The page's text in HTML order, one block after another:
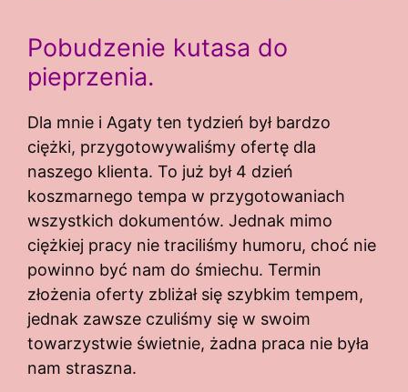
Pobudzenie kutasa do
pieprzenia.
Dla mnie i Agaty ten tydzień był bardzo
ciężki, przygotowywaliśmy ofertę dla
naszego klienta. To już był 4 dzień
koszmarnego tempa w przygotowaniach
wszystkich dokumentów. Jednak mimo
ciężkiej pracy nie traciliśmy humoru, choć nie
powinno być nam do śmiechu. Termin
złożenia oferty zbliżał się szybkim tempem,
jednak zawsze czuliśmy się w swoim
towarzystwie świetnie, żadna praca nie była
nam straszna.